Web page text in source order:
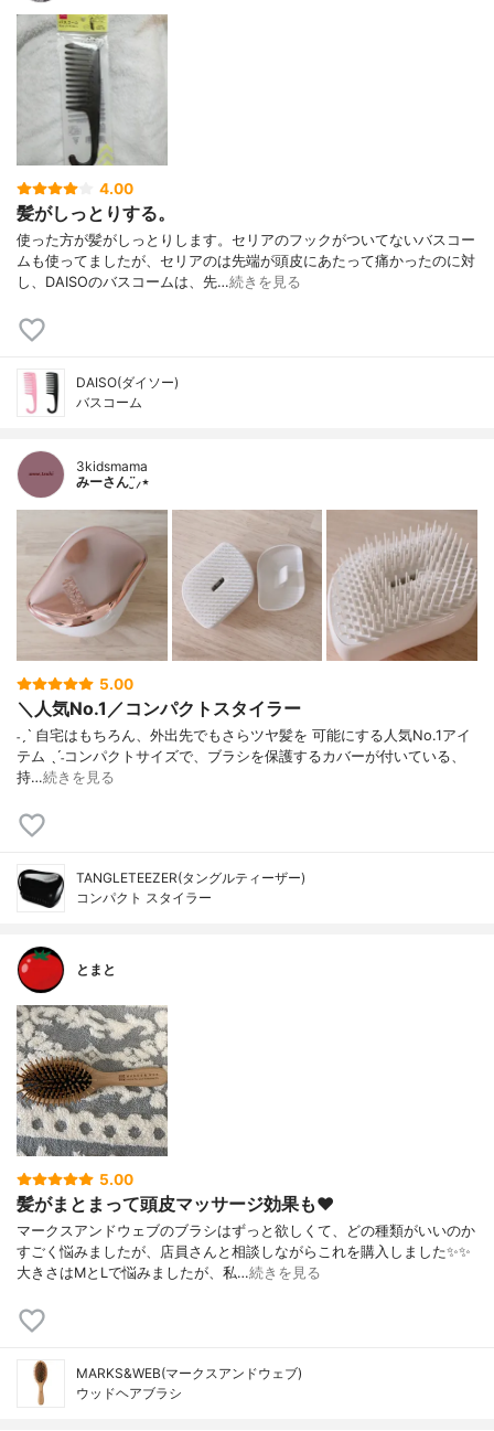
4.00
髪がしっとりする。
使った方が髪がしっとりします。セリアのフックがついてないバスコー
ムも使ってましたが、セリアのは先端が頭皮にあたって痛かったのに対
し、DAISOのバスコームは、先…続きを見る
DAISO(ダイソー)
バスコーム
3kidsmama
みーさん¨̮⸝⋆
5.00
＼人気No.1／コンパクトスタイラー
˗ˏˋ 自宅はもちろん、外出先でもさらツヤ髪を 可能にする人気No.1アイ
テム ˎˊ˗コンパクトサイズで、ブラシを保護するカバーが付いている、
持…続きを見る
TANGLETEEZER(タングルティーザー)
コンパクト スタイラー
とまと
5.00
髪がまとまって頭皮マッサージ効果も❤️
マークスアンドウェブのブラシはずっと欲しくて、どの種類がいいのか
すごく悩みましたが、店員さんと相談しながらこれを購入しました✨✨
大きさはMとLで悩みましたが、私…続きを見る
MARKS&WEB(マークスアンドウェブ)
ウッドヘアブラシ